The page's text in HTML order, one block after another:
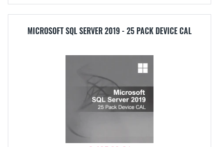
MICROSOFT SQL SERVER 2019 - 25 PACK DEVICE CAL